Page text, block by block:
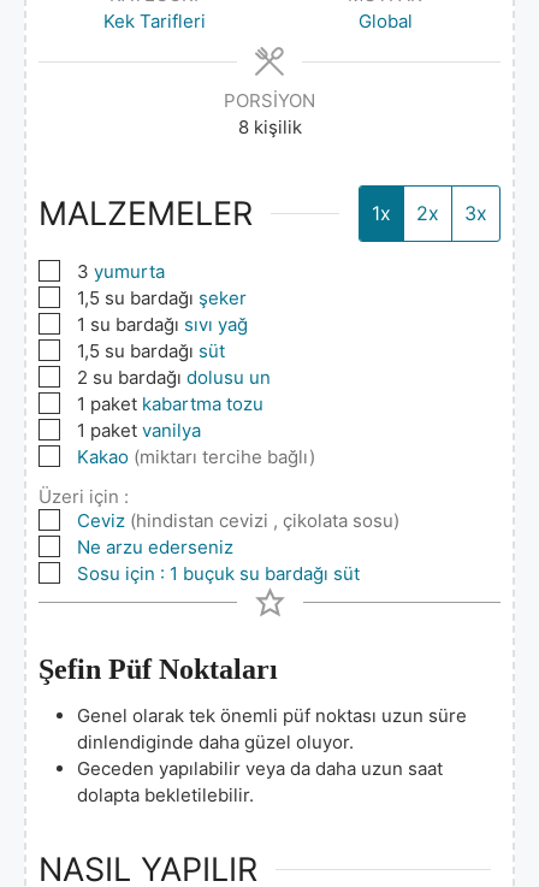
Kek Tarifleri
Global
PORSIYON
8 kişilik
MALZEMELER 1x 2x 3x
▢
3 yumurta
▢1,5 su bardağı şeker
▢1 su bardağı sıvı yağ
▢1,5 su bardağı süt
▢
2 su bardağı dolusu un
▢1 paket kabartma tozu
▢1 paket vanilya
▢
Kakao (miktarı tercihe bağlı)
Üzeri için :
▢
Ceviz (hindistan cevizi , çikolata sosu)
▢
Ne arzu ederseniz
▢
Sosu için : 1 buçuk su bardağı süt
Şefin Püf Noktaları
Genel olarak tek önemli püf noktası uzun süre
dinlendiginde daha güzel oluyor.
Geceden yapılabilir veya da daha uzun saat
dolapta bekletilebilir.
NASIL YAPILIR